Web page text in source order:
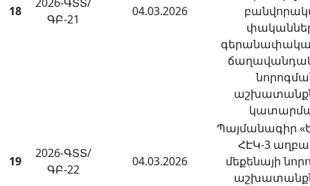
18
ԳԲ-21
04.03.2026
19
2026-ԳՏՏ/
ԳԲ-22
04.03.2026
Պայմանագիր
ՀԷԿ-3
մեքենայի